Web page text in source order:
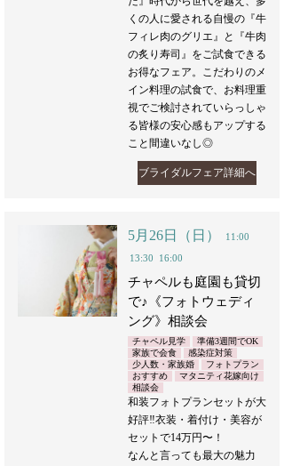
くの人に愛される自慢の『牛
フィレ肉のグリエ』と『牛肉
の炙り寿司』をご試食できる
お得なフェア。こだわりのメ
イン料理の試食で、お料理重
視でご検討されていらっしゃ
る皆様の安心感もアップする
こと間違いなし◎
ブライダルフェア詳細へ
5月26日（日）
11:00
13:30
16:00
チャペルも庭園も貸切
で♪《フォトウェディ
ング》相談会
チャペル見学
準備3週間でOK
家族で会食
感染症対策
少人数・家族婚
フォトプラン
おすすめ
マタニティ花嫁向け
相談会
和装フォトプランセットが大
好評‼︎衣装・着付け・美容が
セットで14万円〜！
なんと言っても最大の魅力